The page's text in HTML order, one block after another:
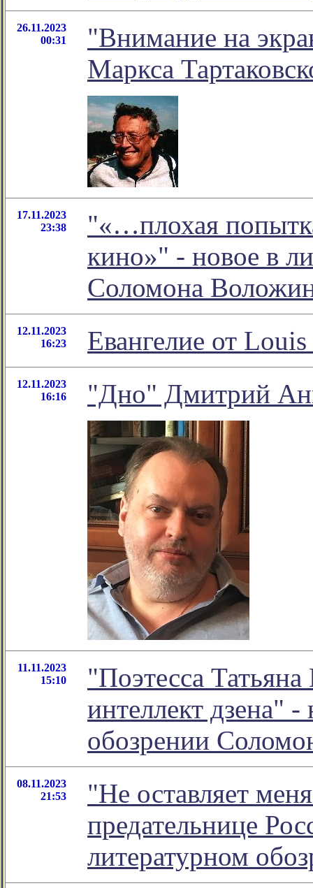
26.11.2023
00:31
"Внимание на
Маркса
17.11.2023
23:38
"«…плохая
кино»" - новое в
Соломона
12.11.2023
16:23
Евангелие от
12.11.2023
16:16
"Дно" Дмитрий
11.11.2023
15:10
"Поэтесса
интеллект дзена"
обозрении
08.11.2023
21:53
"Не оставляет
предательнице
литературном